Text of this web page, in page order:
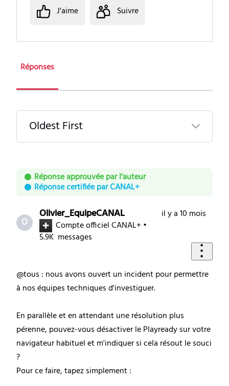
J'aime Suivre
Réponses
Oldest First
First
Réponse approuvée par l'auteur
Réponse certifiée par CANAL+
O
Olivier_EquipeCANAL
Compte officiel CANAL+ •
5.9K messages
il y a 10 mois
@tous : nous avons ouvert un incident pour permettre
à nos équipes techniques d'investiguer.
En parallèle et en attendant une résolution plus
pérenne, pouvez-vous désactiver le Playready sur votre
navigateur habituel et m'indiquer si cela résout le souci
?
Pour ce faire, tapez simplement :